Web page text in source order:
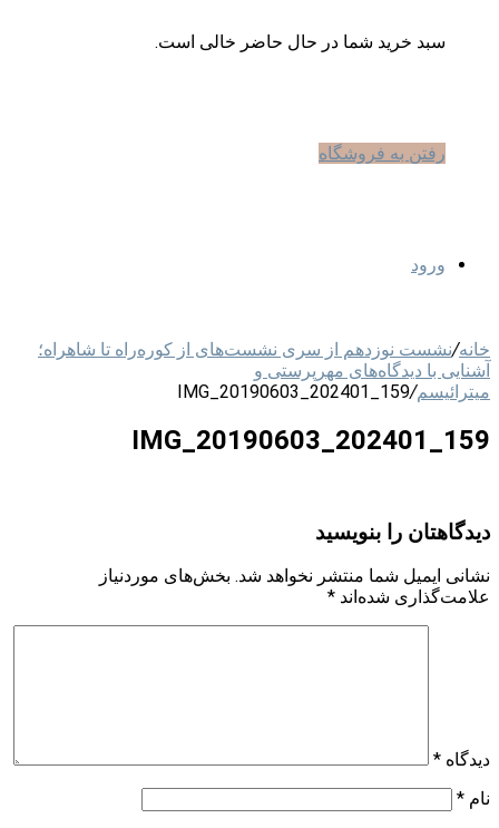
سبد خرید شما در حال حاضر خالی است.
رفتن به فروشگاه
ورود
خانه/نشست نوزدهم از سری نشست‌های از کوره‌راه تا شاهراه؛
آشنایی با دیدگاه‌های مهرپرستی و
میترائیسم/
IMG_20190603_202401_159
IMG_20190603_202401_159
دیدگاهتان را بنویسید
نشانی ایمیل شما منتشر نخواهد شد. بخش‌های موردنیاز
علامت‌گذاری شده‌اند *
دیدگاه *
نام *